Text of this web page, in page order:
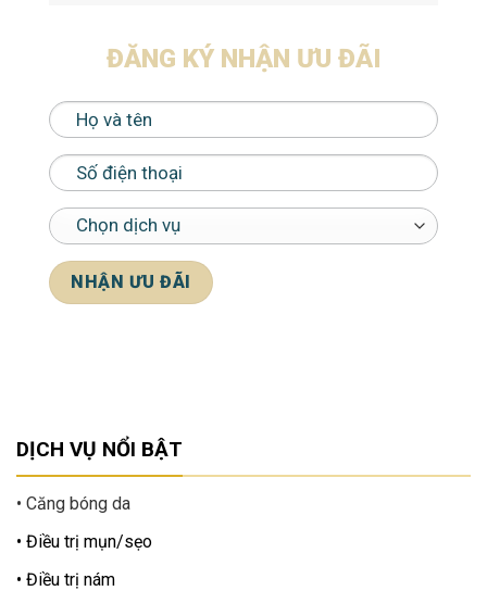
ĐĂNG KÝ NHẬN ƯU ĐÃI
DỊCH VỤ NỔI BẬT
Căng bóng da
Điều trị mụn/sẹo
Điều trị nám